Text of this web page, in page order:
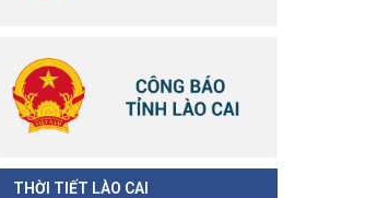
THỜI TIẾT LÀO CAI